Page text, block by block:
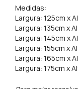
Medidas:
Largura: 125cm x
Largura: 135cm x
Largura: 145cm x
Largura: 155cm x
Largura: 165cm x
Largura: 175cm x